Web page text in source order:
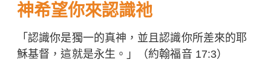
神希望你來認識祂
「認識你是獨一的真神，並且認識你所差來的耶
穌基督，這就是永生。」（約翰福音 17:3）